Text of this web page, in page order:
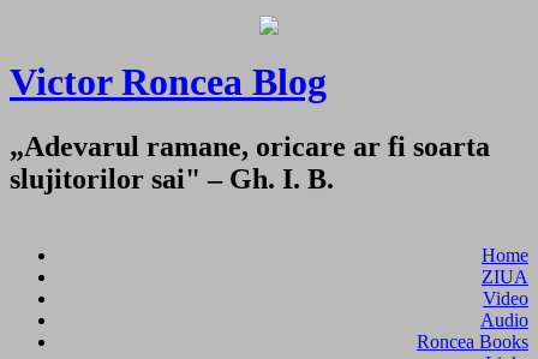
Victor Roncea Blog
„Adevarul ramane, oricare ar fi soarta
slujitorilor sai" – Gh. I. B.
Home
ZIUA
Video
Audio
Roncea Books